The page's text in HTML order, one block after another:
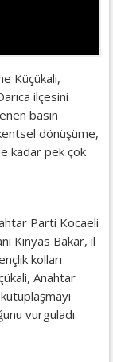
Küçükali,
ilçesini
basın
dönüşüme,
kadar pek çok
Parti Kocaeli
Kinyas Bakar, il
kolları
Anahtar
vurguladı.